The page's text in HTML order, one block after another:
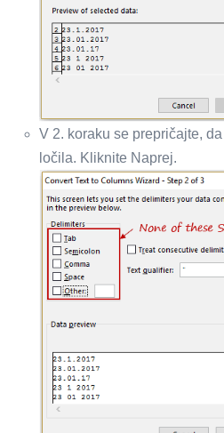
V 2. koraku se prepričajte,
ločila. Kliknite Naprej.